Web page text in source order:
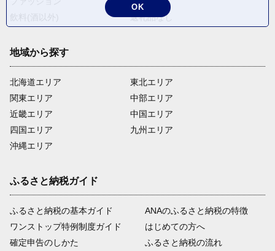
返礼品なし
地域から探す
北海道エリア
関東エリア
近畿エリア
四国エリア
沖縄エリア
東北エリア
中部エリア
中国エリア
九州エリア
ふるさと納税ガイド
ふるさと納税の基本ガイド
ワンストップ特例制度ガイド
確定申告のしかた
ANAのふるさと納税の特徴
はじめての方へ
ふるさと納税の流れ
OK